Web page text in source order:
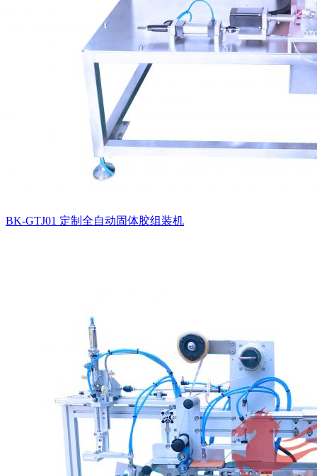
BK-GTJ01 定制全自动固体胶组装机